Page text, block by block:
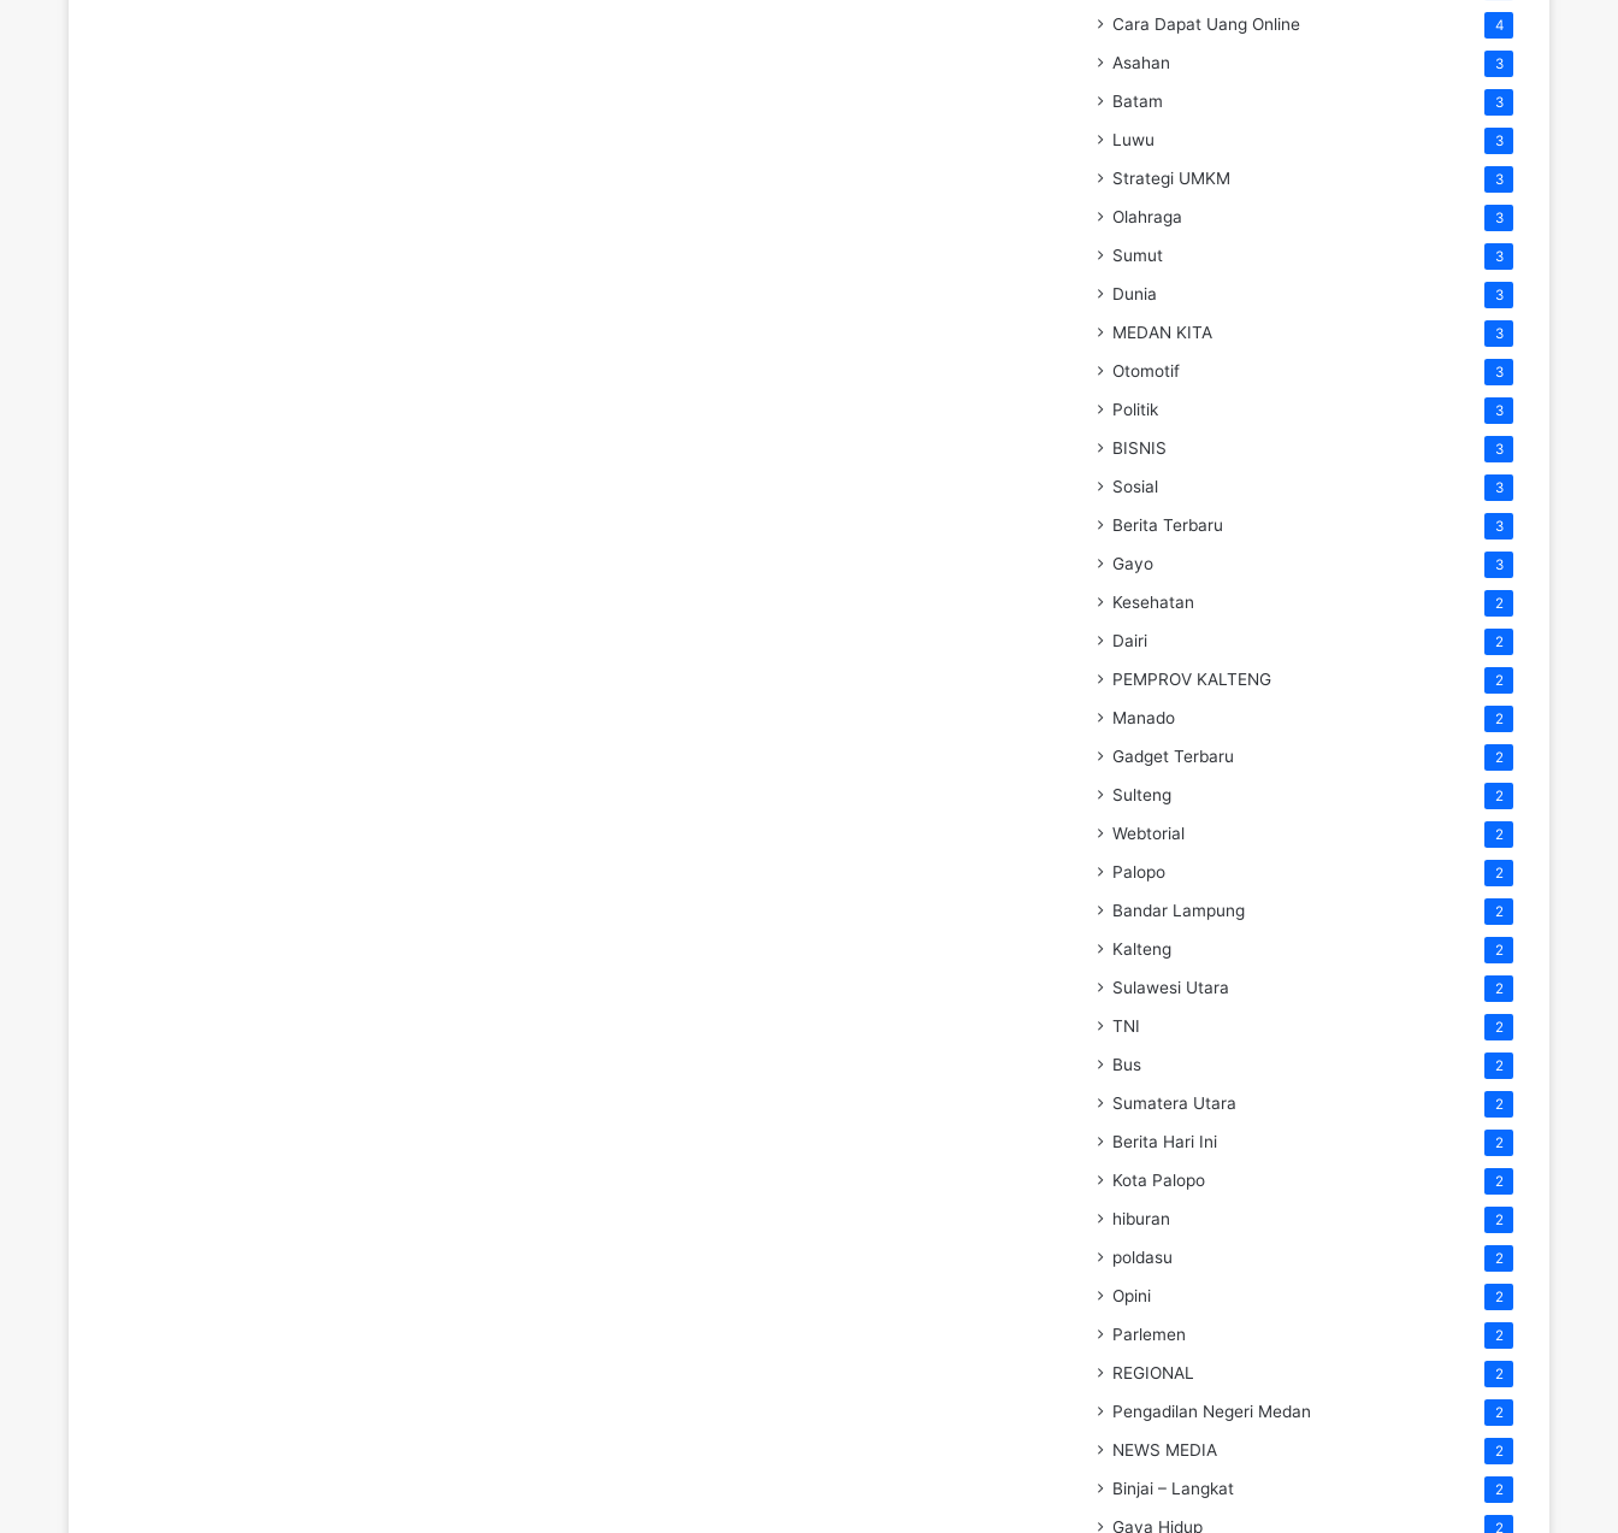
Cara Dapat Uang Online 4
Asahan 3
Batam 3
Luwu 3
Strategi UMKM 3
Olahraga 3
Sumut 3
Dunia 3
MEDAN KITA 3
Otomotif 3
Politik 3
BISNIS 3
Sosial 3
Berita Terbaru 3
Gayo 3
Kesehatan 2
Dairi 2
PEMPROV KALTENG 2
Manado 2
Gadget Terbaru 2
Sulteng 2
Webtorial 2
Palopo 2
Bandar Lampung 2
Kalteng 2
Sulawesi Utara 2
TNI 2
Bus 2
Sumatera Utara 2
Berita Hari Ini 2
Kota Palopo 2
hiburan 2
poldasu 2
Opini 2
Parlemen 2
REGIONAL 2
Pengadilan Negeri Medan 2
NEWS MEDIA 2
Binjai – Langkat 2
Gaya Hidup 2